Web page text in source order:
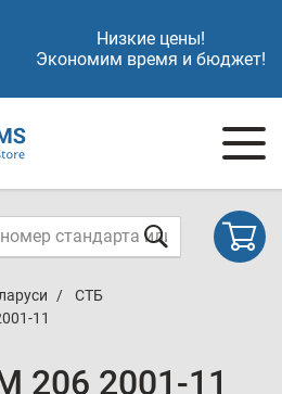
Низкие цены!
Экономим время и бюджет!
СТБ
11
206 2001-11